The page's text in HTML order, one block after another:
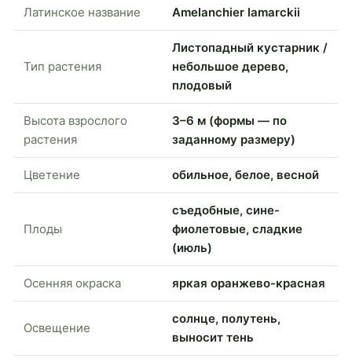
Латинское название Amelanchier lamarckii
Тип растения
Листопадный кустарник /
небольшое дерево,
плодовый
Высота взрослого
растения
3–6 м (формы — по
заданному размеру)
Цветение обильное, белое, весной
Плоды
съедобные, сине-
фиолетовые, сладкие
(июль)
Осенняя окраска яркая оранжево-красная
Освещение
солнце, полутень,
выносит тень